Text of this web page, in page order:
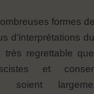
formes
d'interprétations
regrettable
et
soient